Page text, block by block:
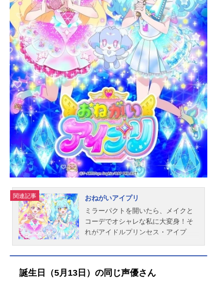
スト扇寺東耶：千葉翔也灰都・ル
オ・ブフェット：丸岡和佳奈ジョ
ン・V・ノイマン：佐倉綾音A・アイ
ンシュタイン：白石晴香I・ニュート
ン：石川界人F・ナイチンゲール：上
田麗奈柳生十兵衛三吉：井上麻里奈
舩坂弘志：仲村宗悟E・シュレーディ
ンガー：福山潤項扇羽：小西克幸
M・ダルモン：富田美憂A・ヒトラ
ー：村瀬歩ポル・T：水中雅章ハン
ス・U・ルーデル：浪川大輔カルロ
ス・N・ハスコック：櫻井孝宏M・ノ
ストラダムス：阪口周平北束斎：細
谷佳正三並南毅：花江夏樹アラン・
スミシー：飛田展男スタッフ原
作：...
関連記事
おねがいアイプリ
ミラーパクトを開いたら、メイクと
コーデでオシャレな私に大変身！そ
れがアイドルプリンセス・アイプ
生！「アイプリになるチャンスをく
誕生日（5月13日）の同じ声優さん